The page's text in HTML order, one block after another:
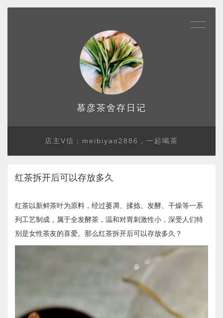
慕彦茶舍存日记
店主V信：meibiyao2886，一起喝茶
红茶拆开后可以存放多久
红茶以新鲜茶叶为原料，经过萎凋、揉捻、发酵、干燥等一系
列工艺制成，属于全发酵茶，温和对胃刺激性小，深受人们特
别是女性茶友的喜爱。那么红茶拆开后可以存放多久？